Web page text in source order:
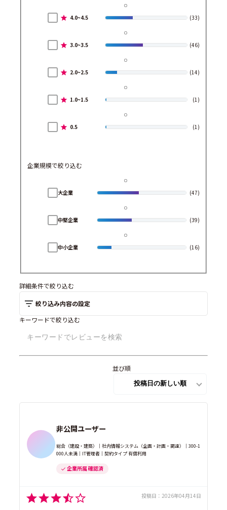
4.0~4.5 (33)
3.0~3.5 (46)
2.0~2.5 (14)
1.0~1.5 (1)
0.5 (1)
企業規模で絞り込む
大企業 (47)
中堅企業 (39)
中小企業 (16)
詳細条件で絞り込む
絞り込み内容の設定
キーワードで絞り込む
並び順
非公開ユーザー
総合（建設・建築）｜社内情報システム（企画・計画・調達）｜300-1
000人未満｜IT管理者｜契約タイプ 有償利用
企業所属 確認済
投稿日： 2026年04月14日